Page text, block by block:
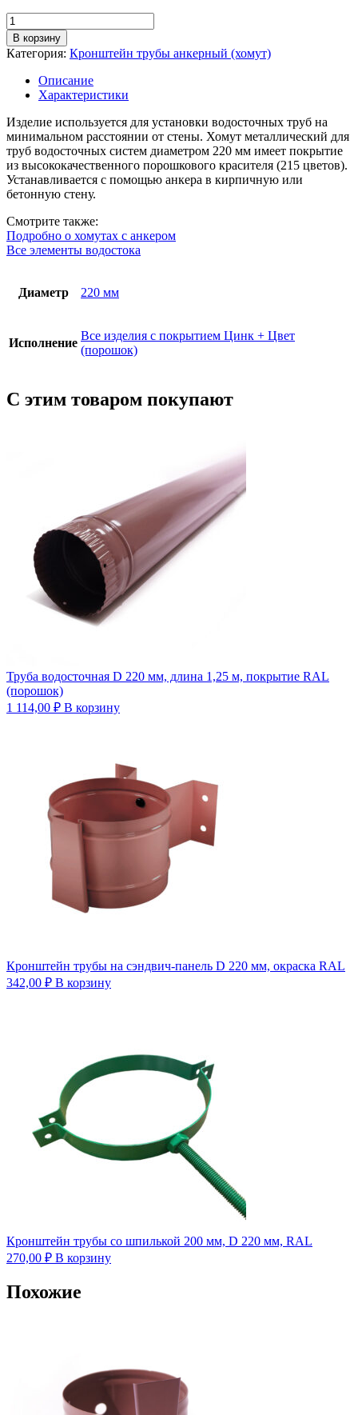
Количество
товара
Хомут
металлический
водосточный
мм,
окраска
RAL
В корзину
Категория: Кронштейн трубы анкерный (хомут)
Описание
Характеристики
Изделие используется для установки водосточных труб на
минимальном расстоянии от стены. Хомут металлический для
труб водосточных систем диаметром 220 мм имеет покрытие
из высококачественного порошкового красителя (215 цветов).
Устанавливается с помощью анкера в кирпичную или
бетонную стену.
Смотрите также:
Подробно о хомутах с анкером
Все элементы водостока
Диаметр 220 мм
Исполнение
Все изделия с покрытием Цинк + Цвет
(порошок)
С этим товаром покупают
Труба водосточная D 220 мм, длина 1,25 м, покрытие RAL
(порошок)
1 114,00 ₽ В корзину
Кронштейн трубы на сэндвич-панель D 220 мм, окраска RAL
342,00 ₽ В корзину
Кронштейн трубы со шпилькой 200 мм, D 220 мм, RAL
270,00 ₽ В корзину
Похожие